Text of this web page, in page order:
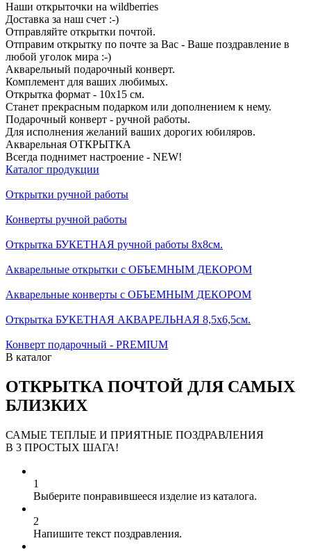
Наши открыточки на wildberries
Доставка за наш счет :-)
Отправляйте открытки почтой.
Отправим открытку по почте за Вас - Ваше поздравление в
любой уголок мира :-)
Акварельный подарочный конверт.
Комплемент для ваших любимых.
Открытка формат - 10х15 см.
Станет прекрасным подарком или дополнением к нему.
Подарочный конверт - ручной работы.
Для исполнения желаний ваших дорогих юбиляров.
Акварельная ОТКРЫТКА
Всегда поднимет настроение - NEW!
Каталог продукции
Открытки ручной работы
Конверты ручной работы
Открытка БУКЕТНАЯ ручной работы 8х8см.
Акварельные открытки с ОБЪЕМНЫМ ДЕКОРОМ
Акварельные конверты с ОБЪЕМНЫМ ДЕКОРОМ
Открытка БУКЕТНАЯ АКВАРЕЛЬНАЯ 8,5х6,5см.
Конверт подарочный - PREMIUM
В каталог
ОТКРЫТКА ПОЧТОЙ ДЛЯ САМЫХ
БЛИЗКИХ
САМЫЕ ТЕПЛЫЕ И ПРИЯТНЫЕ ПОЗДРАВЛЕНИЯ
В 3 ПРОСТЫХ ШАГА!
1
Выберите понравившееся изделие из каталога.
2
Напишите текст поздравления.